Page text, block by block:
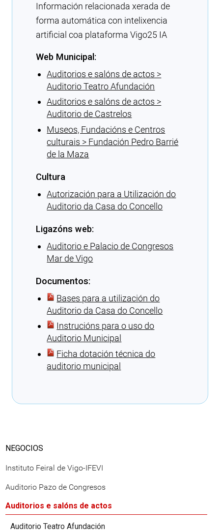
Información relacionada xerada de
forma automática con intelixencia
artificial coa plataforma Vigo25 IA
Web Municipal:
Auditorios e salóns de actos >
Auditorio Teatro Afundación
Auditorios e salóns de actos >
Auditorio de Castrelos
Museos, Fundacións e Centros
culturais > Fundación Pedro Barrié
de la Maza
Cultura
Autorización para a Utilización do
Auditorio da Casa do Concello
Ligazóns web:
Auditorio e Palacio de Congresos
Mar de Vigo
Documentos:
Bases para a utilización do
Auditorio da Casa do Concello
Instrucións para o uso do
Auditorio Municipal
Ficha dotación técnica do
auditorio municipal
NEGOCIOS
Instituto Feiral de Vigo-IFEVI
Auditorio Pazo de Congresos
Auditorios e salóns de actos
Auditorio Teatro Afundación